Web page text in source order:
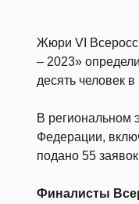
Жюри VI
– 2023»
десять человек
В региональном
Федерации,
подано 55
Финалисты